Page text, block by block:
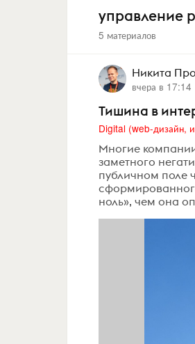
управление
5 материалов
Никита
вчера в 17:14
Тишина в
Многие
заметного
публичном поле
ноль», чем она